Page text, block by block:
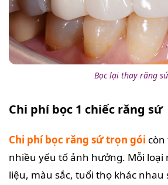
Bọc lại thay răng sứ
Chi phí bọc 1 chiếc răng sứ
Chi phí bọc răng sứ trọn gói
nhiều yếu tố ảnh hưởng. Mỗi loại
liệu, màu sắc, tuổi thọ khác nhau